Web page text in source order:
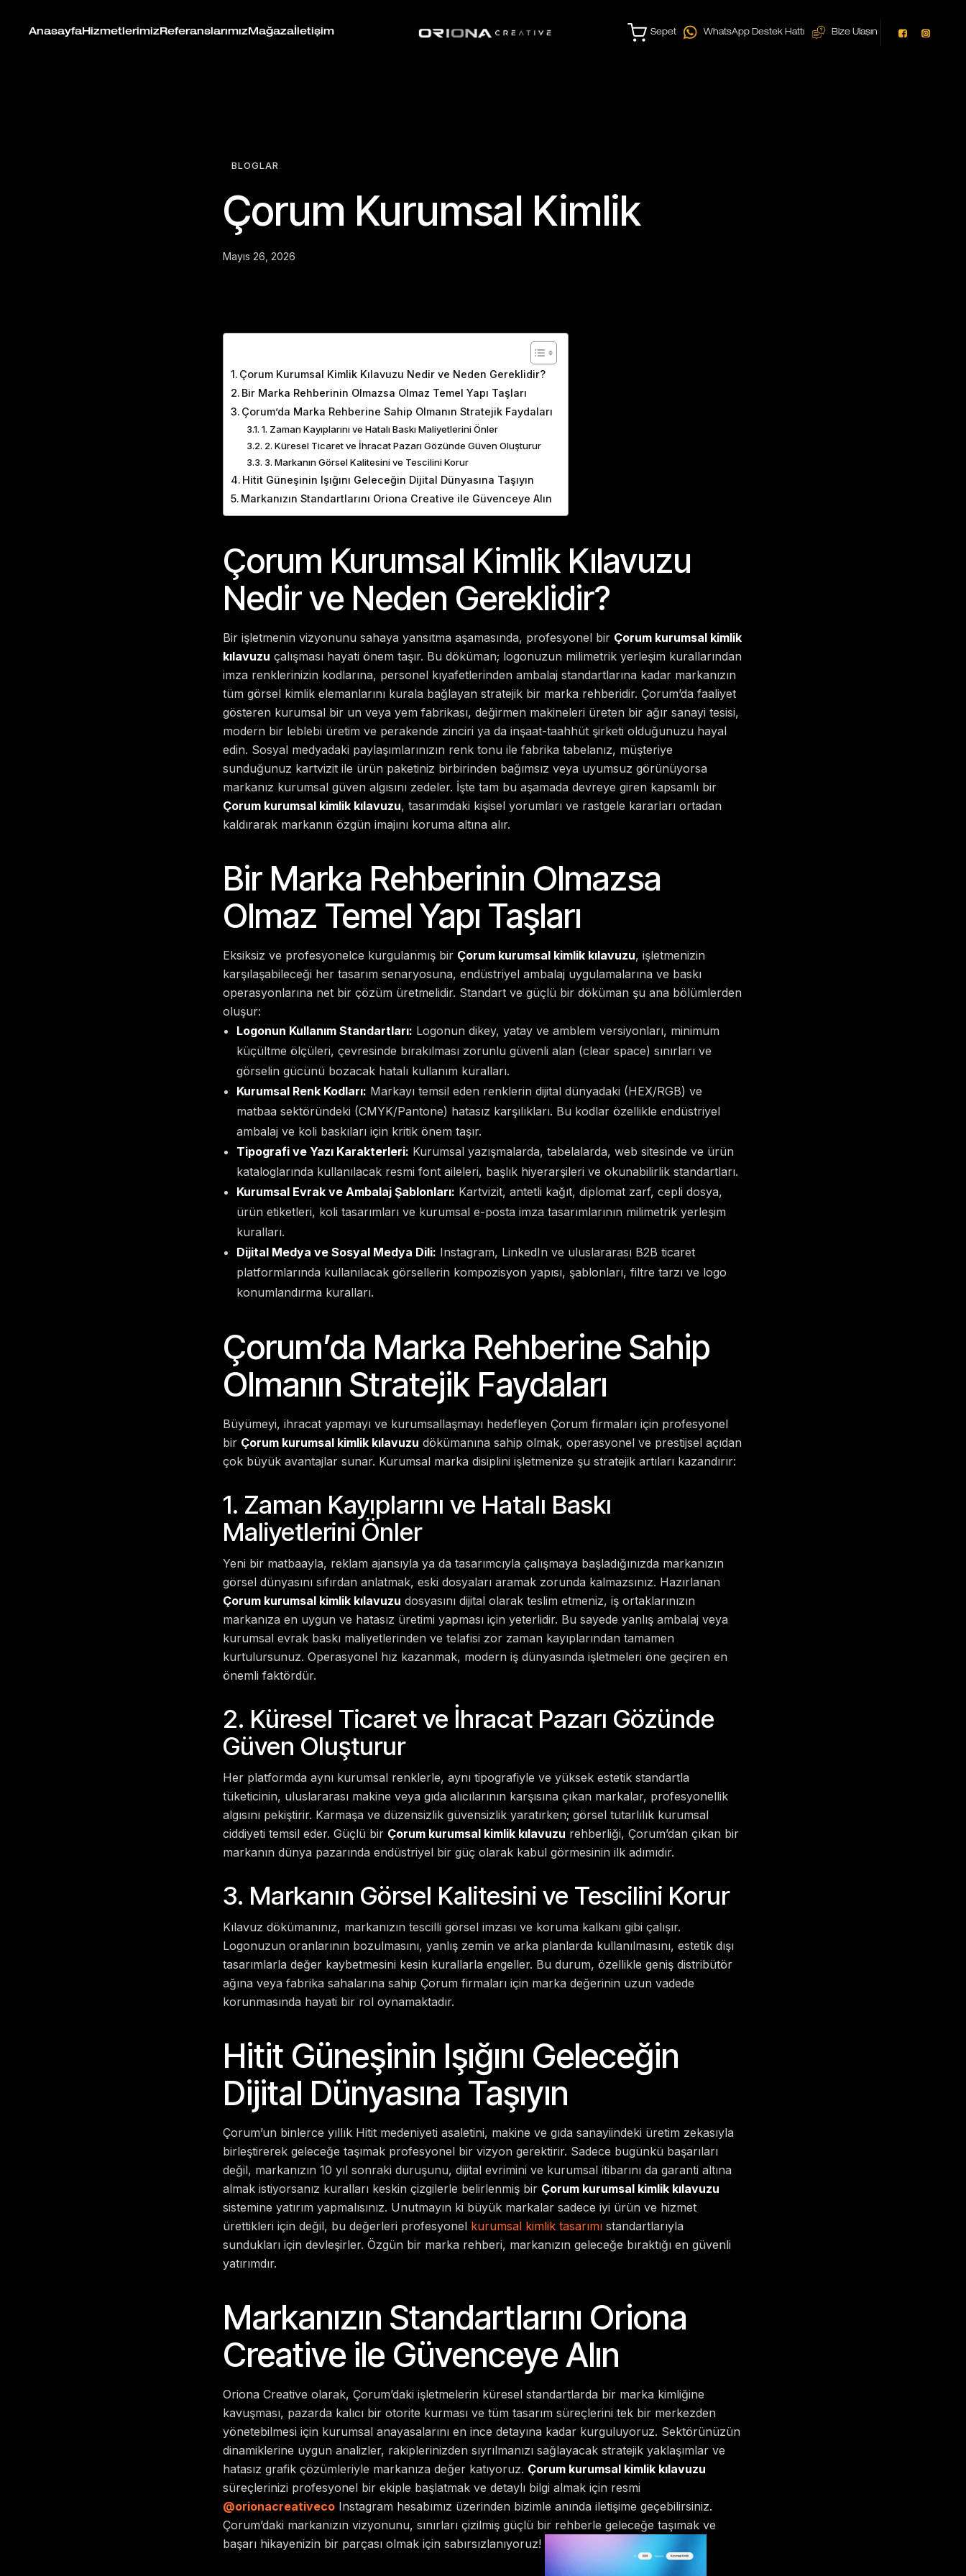
Anasayfa Hizmetlerimiz Referanslarımız Mağaza İletişim Sepet WhatsApp Destek Hattı Bize Ulaşın
BLOGLAR
Çorum Kurumsal Kimlik
Mayıs 26, 2026
Çorum Kurumsal Kimlik Kılavuzu Nedir ve Neden Gereklidir?
Bir Marka Rehberinin Olmazsa Olmaz Temel Yapı Taşları
Çorum’da Marka Rehberine Sahip Olmanın Stratejik Faydaları
1. Zaman Kayıplarını ve Hatalı Baskı Maliyetlerini Önler
2. Küresel Ticaret ve İhracat Pazarı Gözünde Güven Oluşturur
3. Markanın Görsel Kalitesini ve Tescilini Korur
Hitit Güneşinin Işığını Geleceğin Dijital Dünyasına Taşıyın
Markanızın Standartlarını Oriona Creative ile Güvenceye Alın
Çorum Kurumsal Kimlik Kılavuzu
Nedir ve Neden Gereklidir?
Bir işletmenin vizyonunu sahaya yansıtma aşamasında, profesyonel bir Çorum kurumsal kimlik
kılavuzu çalışması hayati önem taşır. Bu döküman; logonuzun milimetrik yerleşim kurallarından
imza renklerinizin kodlarına, personel kıyafetlerinden ambalaj standartlarına kadar markanızın
tüm görsel kimlik elemanlarını kurala bağlayan stratejik bir marka rehberidir. Çorum’da faaliyet
gösteren kurumsal bir un veya yem fabrikası, değirmen makineleri üreten bir ağır sanayi tesisi,
modern bir leblebi üretim ve perakende zinciri ya da inşaat-taahhüt şirketi olduğunuzu hayal
edin. Sosyal medyadaki paylaşımlarınızın renk tonu ile fabrika tabelanız, müşteriye
sunduğunuz kartvizit ile ürün paketiniz birbirinden bağımsız veya uyumsuz görünüyorsa
markanız kurumsal güven algısını zedeler. İşte tam bu aşamada devreye giren kapsamlı bir
Çorum kurumsal kimlik kılavuzu, tasarımdaki kişisel yorumları ve rastgele kararları ortadan
kaldırarak markanın özgün imajını koruma altına alır.
Bir Marka Rehberinin Olmazsa
Olmaz Temel Yapı Taşları
Eksiksiz ve profesyonelce kurgulanmış bir Çorum kurumsal kimlik kılavuzu, işletmenizin
karşılaşabileceği her tasarım senaryosuna, endüstriyel ambalaj uygulamalarına ve baskı
operasyonlarına net bir çözüm üretmelidir. Standart ve güçlü bir döküman şu ana bölümlerden
oluşur:
Logonun Kullanım Standartları: Logonun dikey, yatay ve amblem versiyonları, minimum
küçültme ölçüleri, çevresinde bırakılması zorunlu güvenli alan (clear space) sınırları ve
görselin gücünü bozacak hatalı kullanım kuralları.
Kurumsal Renk Kodları: Markayı temsil eden renklerin dijital dünyadaki (HEX/RGB) ve
matbaa sektöründeki (CMYK/Pantone) hatasız karşılıkları. Bu kodlar özellikle endüstriyel
ambalaj ve koli baskıları için kritik önem taşır.
Tipografi ve Yazı Karakterleri: Kurumsal yazışmalarda, tabelalarda, web sitesinde ve ürün
kataloglarında kullanılacak resmi font aileleri, başlık hiyerarşileri ve okunabilirlik standartları.
Kurumsal Evrak ve Ambalaj Şablonları: Kartvizit, antetli kağıt, diplomat zarf, cepli dosya,
ürün etiketleri, koli tasarımları ve kurumsal e-posta imza tasarımlarının milimetrik yerleşim
kuralları.
Dijital Medya ve Sosyal Medya Dili: Instagram, LinkedIn ve uluslararası B2B ticaret
platformlarında kullanılacak görsellerin kompozisyon yapısı, şablonları, filtre tarzı ve logo
konumlandırma kuralları.
Çorum’da Marka Rehberine Sahip
Olmanın Stratejik Faydaları
Büyümeyi, ihracat yapmayı ve kurumsallaşmayı hedefleyen Çorum firmaları için profesyonel
bir Çorum kurumsal kimlik kılavuzu dökümanına sahip olmak, operasyonel ve prestijsel açıdan
çok büyük avantajlar sunar. Kurumsal marka disiplini işletmenize şu stratejik artıları kazandırır:
1. Zaman Kayıplarını ve Hatalı Baskı
Maliyetlerini Önler
Yeni bir matbaayla, reklam ajansıyla ya da tasarımcıyla çalışmaya başladığınızda markanızın
görsel dünyasını sıfırdan anlatmak, eski dosyaları aramak zorunda kalmazsınız. Hazırlanan
Çorum kurumsal kimlik kılavuzu dosyasını dijital olarak teslim etmeniz, iş ortaklarınızın
markanıza en uygun ve hatasız üretimi yapması için yeterlidir. Bu sayede yanlış ambalaj veya
kurumsal evrak baskı maliyetlerinden ve telafisi zor zaman kayıplarından tamamen
kurtulursunuz. Operasyonel hız kazanmak, modern iş dünyasında işletmeleri öne geçiren en
önemli faktördür.
2. Küresel Ticaret ve İhracat Pazarı Gözünde
Güven Oluşturur
Her platformda aynı kurumsal renklerle, aynı tipografiyle ve yüksek estetik standartla
tüketicinin, uluslararası makine veya gıda alıcılarının karşısına çıkan markalar, profesyonellik
algısını pekiştirir. Karmaşa ve düzensizlik güvensizlik yaratırken; görsel tutarlılık kurumsal
ciddiyeti temsil eder. Güçlü bir Çorum kurumsal kimlik kılavuzu rehberliği, Çorum’dan çıkan bir
markanın dünya pazarında endüstriyel bir güç olarak kabul görmesinin ilk adımıdır.
3. Markanın Görsel Kalitesini ve Tescilini Korur
Kılavuz dökümanınız, markanızın tescilli görsel imzası ve koruma kalkanı gibi çalışır.
Logonuzun oranlarının bozulmasını, yanlış zemin ve arka planlarda kullanılmasını, estetik dışı
tasarımlarla değer kaybetmesini kesin kurallarla engeller. Bu durum, özellikle geniş distribütör
ağına veya fabrika sahalarına sahip Çorum firmaları için marka değerinin uzun vadede
korunmasında hayati bir rol oynamaktadır.
Hitit Güneşinin Işığını Geleceğin
Dijital Dünyasına Taşıyın
Çorum’un binlerce yıllık Hitit medeniyeti asaletini, makine ve gıda sanayiindeki üretim zekasıyla
birleştirerek geleceğe taşımak profesyonel bir vizyon gerektirir. Sadece bugünkü başarıları
değil, markanızın 10 yıl sonraki duruşunu, dijital evrimini ve kurumsal itibarını da garanti altına
almak istiyorsanız kuralları keskin çizgilerle belirlenmiş bir Çorum kurumsal kimlik kılavuzu
sistemine yatırım yapmalısınız. Unutmayın ki büyük markalar sadece iyi ürün ve hizmet
ürettikleri için değil, bu değerleri profesyonel kurumsal kimlik tasarımıstandartlarıyla
sundukları için devleşirler. Özgün bir marka rehberi, markanızın geleceğe bıraktığı en güvenli
yatırımdır.
Markanızın Standartlarını Oriona
Creative ile Güvenceye Alın
Oriona Creative olarak, Çorum’daki işletmelerin küresel standartlarda bir marka kimliğine
kavuşması, pazarda kalıcı bir otorite kurması ve tüm tasarım süreçlerini tek bir merkezden
yönetebilmesi için kurumsal anayasalarını en ince detayına kadar kurguluyoruz. Sektörünüzün
dinamiklerine uygun analizler, rakiplerinizden sıyrılmanızı sağlayacak stratejik yaklaşımlar ve
hatasız grafik çözümleriyle markanıza değer katıyoruz. Çorum kurumsal kimlik kılavuzu
süreçlerinizi profesyonel bir ekiple başlatmak ve detaylı bilgi almak için resmi
@orionacreativecoInstagram hesabımız üzerinden bizimle anında iletişime geçebilirsiniz.
Çorum’daki markanızın vizyonunu, sınırları çizilmiş güçlü bir rehberle geleceğe taşımak ve
başarı hikayenizin bir parçası olmak için sabırsızlanıyoruz!